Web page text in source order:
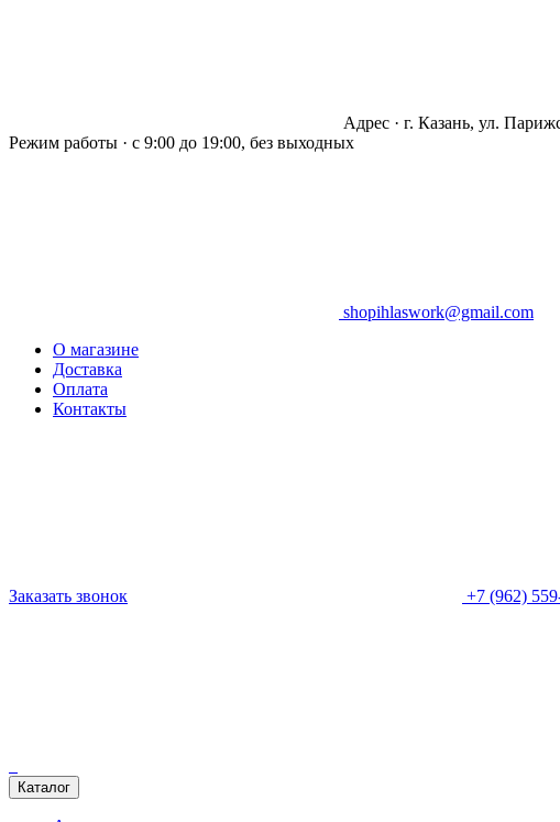
Адрес · г. Казань, ул.
Режим работы · с 9:00 до 19:00, без выходных
shopihlaswork@gmail.com
О магазине
Доставка
Оплата
Контакты
Заказать звонок +7 (962)
Каталог